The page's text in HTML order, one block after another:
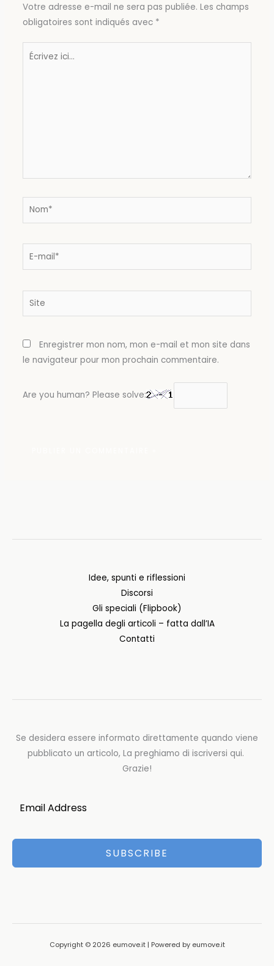
Votre adresse e-mail ne sera pas publiée. Les champs
obligatoires sont indiqués avec *
Écrivez
Nom*
E-
Site
Enregistrer mon nom, mon e-mail et mon site dans
le navigateur pour mon prochain commentaire.
Are you human? Please solve:
Idee, spunti e riflessioni
Discorsi
Gli speciali (Flipbook)
La pagella degli articoli – fatta dall’IA
Contatti
Se desidera essere informato direttamente quando viene
pubblicato un articolo, La preghiamo di iscriversi qui.
Grazie!
SUBSCRIBE
Copyright © 2026 eumove.it | Powered by eumove.it